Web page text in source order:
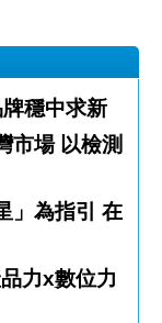
風搶進 資深品牌穩中求新
檢測
為指引 在